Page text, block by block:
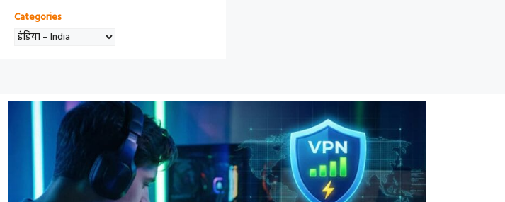
T
E
Categories